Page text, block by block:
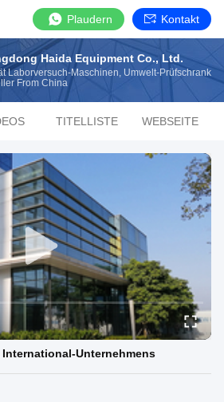
Plaudern Kontakt
Haida Equipment Co., Ltd.
Laborversuch-Maschinen, Umwelt-Prüfschrank
From China
TITELLISTE WEBSEITE
Unternehmens